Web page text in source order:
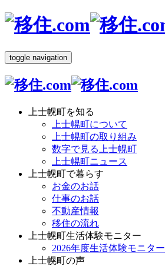
toggle navigation
上士幌町を知る
上士幌町について
上士幌町の取り組み
数字で見る上士幌町
上士幌町ニュース
上士幌町で暮らす
お金のお話
仕事のお話
不動産情報
移住の流れ
上士幌町生活体験モニター
2026年度生活体験モニター
上士幌町の声